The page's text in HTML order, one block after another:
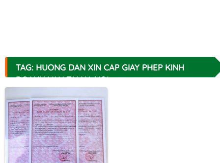
TAG: HUONG DAN XIN CAP GIAY PHEP KINH
DOANH VAN TAI HA NOI